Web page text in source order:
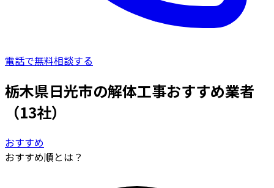
電話で無料相談する
栃木県日光市の解体工事おすすめ業者
（13社）
おすすめ
おすすめ順とは？